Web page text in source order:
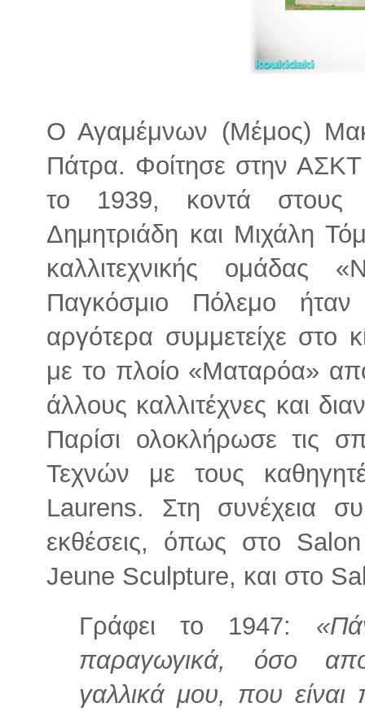
Ο Αγαμέμνων (Μέμος)
Πάτρα. Φοίτησε στην
το 1939, κοντά
Δημητριάδη και Μιχάλη
καλλιτεχνικής ομάδας
Παγκόσμιο Πόλεμο
αργότερα συμμετείχε στο
με το πλοίο «Ματαρόα»
άλλους καλλιτέχνες και
Παρίσι ολοκλήρωσε τις
Τεχνών με τους
Laurens. Στη συνέχεια
εκθέσεις, όπως στο
Jeune Sculpture, και στο
Γράφει το 1947:
παραγωγικά, όσο
γαλλικά μου, που